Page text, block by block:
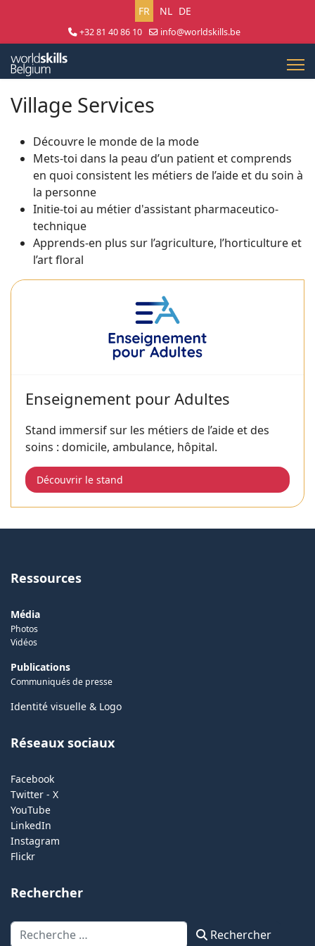
Sélectionnez votre langue
FR NL DE
+32 81 40 86 10
info@worldskills.be
Village Services
Découvre le monde de la mode
Mets-toi dans la peau d’un patient et comprends
en quoi consistent les métiers de l’aide et du soin à
la personne
Initie-toi au métier d'assistant pharmaceutico-
technique
Apprends-en plus sur l’agriculture, l’horticulture et
l’art floral
Enseignement pour Adultes
Stand immersif sur les métiers de l’aide et des
soins : domicile, ambulance, hôpital.
Découvrir le stand
Ressources
Média
Photos
Vidéos
Publications
Communiqués de presse
Identité visuelle & Logo
Réseaux sociaux
Facebook
Twitter - X
YouTube
LinkedIn
Instagram
Flickr
Rechercher
Rechercher Rechercher